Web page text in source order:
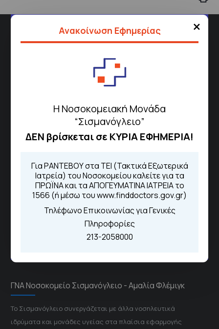
×
Ανακοίνωση Εφημερίας
Η Νοσοκομειακή Μονάδα
“Σισμανόγλειο”
ΔΕΝ βρίσκεται σε ΚΥΡΙΑ ΕΦΗΜΕΡΙΑ!
Για ΡΑΝΤΕΒΟΥ στα ΤΕΙ (Τακτικά Εξωτερικά
Ιατρεία) του Νοσοκομείου καλείτε για τα
ΠΡΩΪΝΑ και τα ΑΠΟΓΕΥΜΑΤΙΝΑ ΙΑΤΡΕΙΑ το
1566 (ή μέσω του www.finddoctors.gov.gr)
Τηλέφωνο Επικοινωνίας για Γενικές
Πληροφορίες
213-2058000
Διεύθυνση
Σισμανόγλειου 1,
Μαρούσι 151 26,
Περιοχής
Πως να έρθετε με ΜΜΜ
Τηλέφωνα για Ραντεβού
Για τα πρωινά και τα απογευματινά
ιατρεία:
eΡαντεβού
Καλώντας στην φωνητική πύλη του
Μέσω της εφαρμογής "MyHealth
ΓΝΑ Νοσοκομείο Σισμανόγλειο - Αμαλία Φλέμιγκ
Το Σισμανόγλειο συνεργάζεται με άλλα νοσηλευτικά
ιδρύματα και μονάδες υγείας στα πλαίσια εφαρμογής